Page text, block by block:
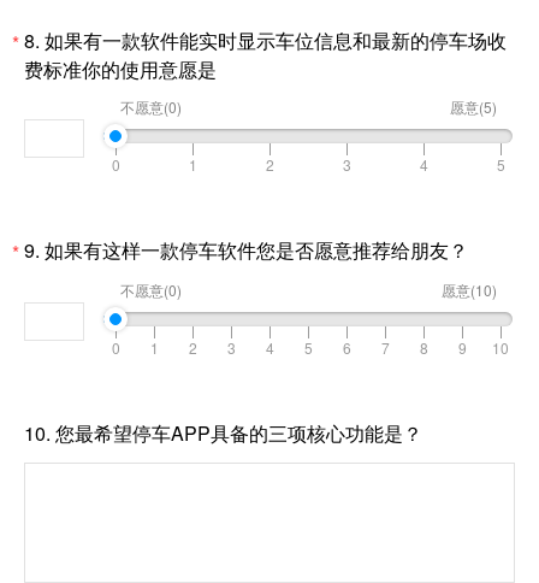
*8. 如果有一款软件能实时显示车位信息和最新的停车场收
费标准你的使用意愿是
不愿意(0) 愿意(5)
*9. 如果有这样一款停车软件您是否愿意推荐给朋友？
不愿意(0) 愿意(10)
10. 您最希望停车APP具备的三项核心功能是？